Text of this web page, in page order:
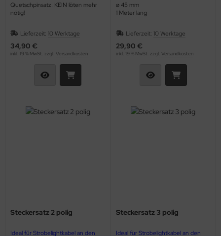
Quetschpinsatz. KEIN löten mehr
nötig!
Lieferzeit: 10 Werktage
34,90 €
inkl. 19 % MwSt. zzgl. Versandkosten
ø 45 mm
1 Meter lang
Lieferzeit: 10 Werktage
29,90 €
inkl. 19 % MwSt. zzgl. Versandkosten
Steckersatz 2 polig
Ideal für Strobelightkabel an den
Steckersatz 3 polig
Ideal für Strobelightkabel an den